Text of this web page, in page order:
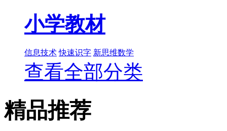
小学教材
信息技术 快速识字 新思维数学
查看全部分类
精品推荐